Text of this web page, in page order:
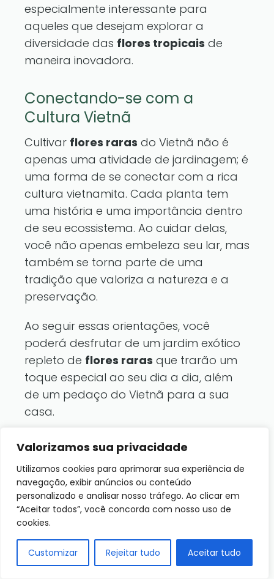
Valorizamos sua privacidade
Utilizamos cookies para aprimorar sua experiência de
navegação, exibir anúncios ou conteúdo
personalizado e analisar nosso tráfego. Ao clicar em
“Aceitar todos”, você concorda com nosso uso de
cookies.
Customizar Rejeitar tudo Aceitar tudo
especialmente interessante para
aqueles que desejam explorar a
diversidade das flores tropicais de
maneira inovadora.
Conectando-se com a
Cultura Vietnã
Cultivar flores raras do Vietnã não é
apenas uma atividade de jardinagem; é
uma forma de se conectar com a rica
cultura vietnamita. Cada planta tem
uma história e uma importância dentro
de seu ecossistema. Ao cuidar delas,
você não apenas embeleza seu lar, mas
também se torna parte de uma
tradição que valoriza a natureza e a
preservação.
Ao seguir essas orientações, você
poderá desfrutar de um jardim exótico
repleto de flores raras que trarão um
toque especial ao seu dia a dia, além
de um pedaço do Vietnã para a sua
casa.
A Beleza das Flores Raras
do Vietnã na Cultura
Local
Asflores raras
apenas um espetáculo para os olhos,
mas também um componente vital da